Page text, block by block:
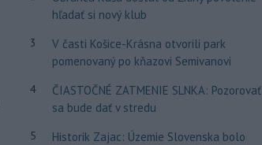
hľadať si nový klub
3
V časti Košice-Krásna otvorili park
pomenovaný po kňazovi Semivanovi
4
ČIASTOČNÉ ZATMENIE SLNKA: Pozorovať
sa bude dať v stredu
5
Historik Zajac: Územie Slovenska bolo